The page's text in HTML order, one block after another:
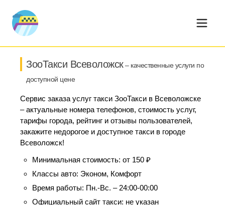
ЗооТакси Всеволожск– качественные услуги по
доступной цене
Сервис заказа услуг такси ЗооТакси в Всеволожске
– актуальные номера телефонов, стоимость услуг,
тарифы города, рейтинг и отзывы пользователей,
закажите недорогое и доступное такси в городе
Всеволожск!
Минимальная стоимость: от 150 ₽
Классы авто: Эконом, Комфорт
Время работы: Пн.-Вс. – 24:00-00:00
Официальный сайт такси: не указан